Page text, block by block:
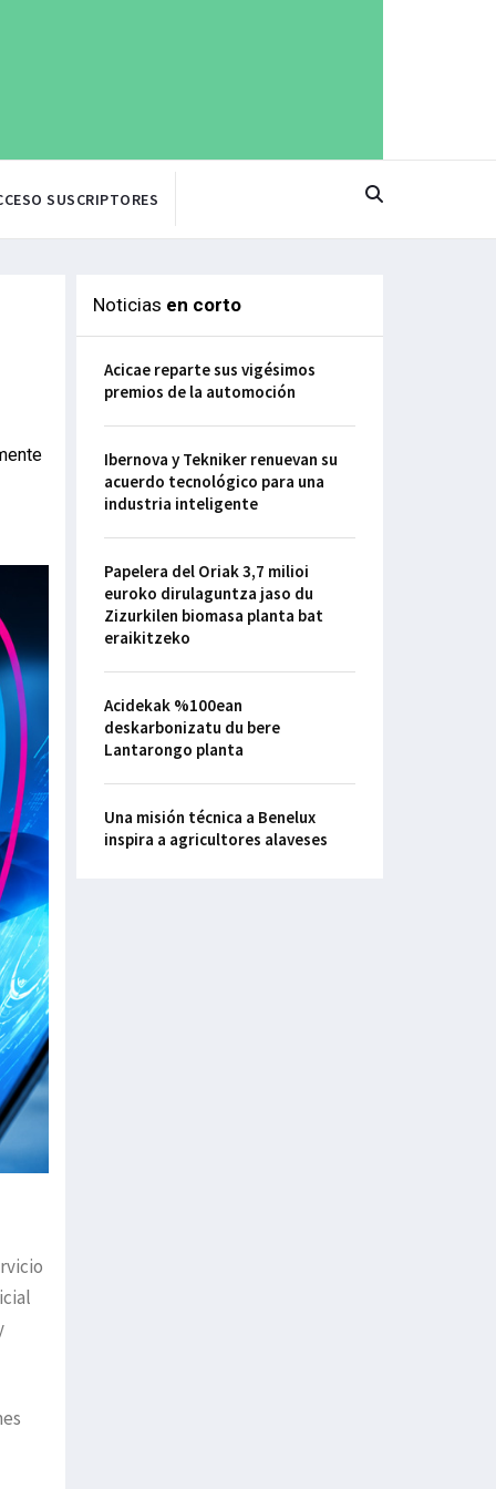
SUSCRIPTORES
Noticias en corto
Acicae reparte sus vigésimos
premios de la automoción
Ibernova y Tekniker renuevan su
acuerdo tecnológico para una
industria inteligente
Papelera del Oriak 3,7 milioi
euroko dirulaguntza jaso du
Zizurkilen biomasa planta bat
eraikitzeko
Acidekak %100ean
deskarbonizatu du bere
Lantarongo planta
Una misión técnica a Benelux
inspira a agricultores alaveses